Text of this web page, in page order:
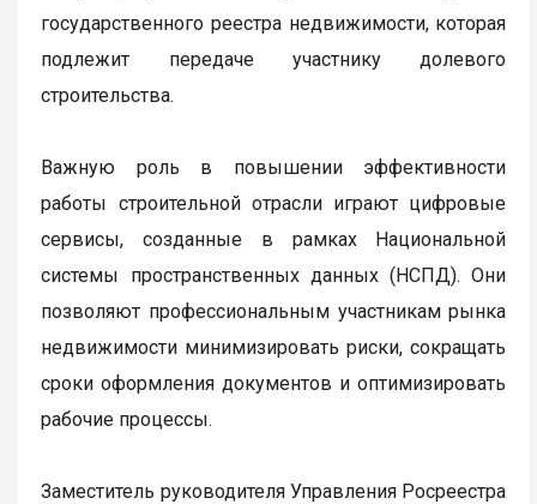
государственного реестра недвижимости, которая
подлежит передаче участнику долевого
строительства.
Важную роль в повышении эффективности
работы строительной отрасли играют цифровые
сервисы, созданные в рамках Национальной
системы пространственных данных (НСПД). Они
позволяют профессиональным участникам рынка
недвижимости минимизировать риски, сокращать
сроки оформления документов и оптимизировать
рабочие процессы.
Заместитель руководителя Управления Росреестра